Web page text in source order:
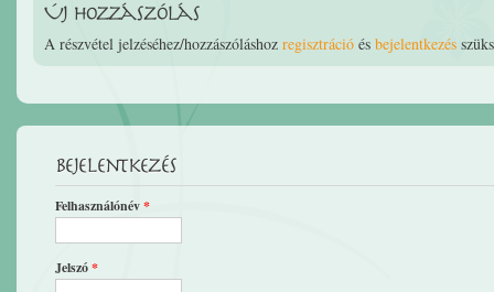
Új hozzászólás
A részvétel jelzéséhez/hozzászóláshoz regisztráció és bejelentkezés
Bejelentkezés
Felhasználónév*
Jelszó*